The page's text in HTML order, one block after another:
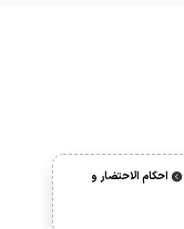
 احکام الاحتضار و